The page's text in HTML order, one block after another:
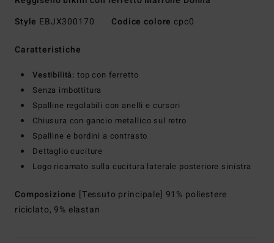
Style EBJX300170 Codice colore cpc0
Caratteristiche
Vestibilità: top con ferretto
Senza imbottitura
Spalline regolabili con anelli e cursori
Chiusura con gancio metallico sul retro
Spalline e bordini a contrasto
Dettaglio cuciture
Logo ricamato sulla cucitura laterale posteriore sinistra
Composizione [Tessuto principale] 91% poliestere
riciclato, 9% elastan